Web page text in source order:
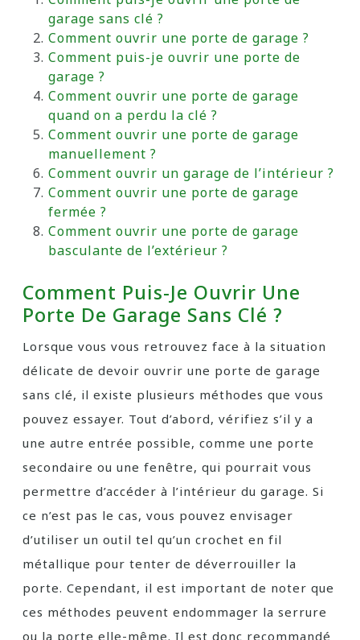
garage sans clé ?
Comment ouvrir une porte de garage ?
Comment puis-je ouvrir une porte de
garage ?
Comment ouvrir une porte de garage
quand on a perdu la clé ?
Comment ouvrir une porte de garage
manuellement ?
Comment ouvrir un garage de l’intérieur ?
Comment ouvrir une porte de garage
fermée ?
Comment ouvrir une porte de garage
basculante de l’extérieur ?
Comment Puis-Je Ouvrir Une
Porte De Garage Sans Clé ?
Lorsque vous vous retrouvez face à la situation
délicate de devoir ouvrir une porte de garage
sans clé, il existe plusieurs méthodes que vous
pouvez essayer. Tout d’abord, vérifiez s’il y a
une autre entrée possible, comme une porte
secondaire ou une fenêtre, qui pourrait vous
permettre d’accéder à l’intérieur du garage. Si
ce n’est pas le cas, vous pouvez envisager
d’utiliser un outil tel qu’un crochet en fil
métallique pour tenter de déverrouiller la
porte. Cependant, il est important de noter que
ces méthodes peuvent endommager la serrure
ou la porte elle-même. Il est donc recommandé